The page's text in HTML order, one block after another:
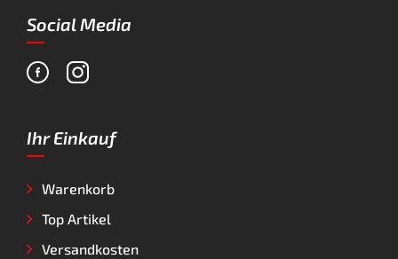
Social Media
Ihr Einkauf
Warenkorb
Top Artikel
Versandkosten